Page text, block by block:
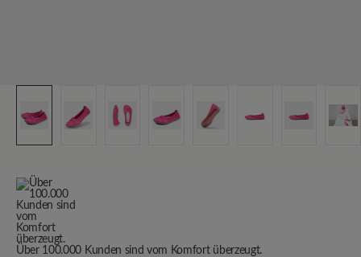
Über 100.000 Kunden sind vom Komfort überzeugt.